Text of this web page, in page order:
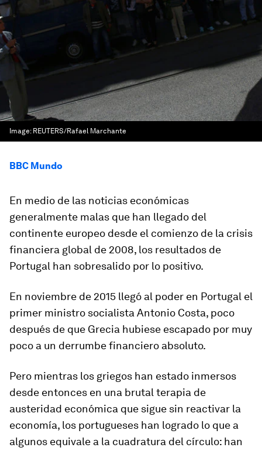
Image: REUTERS/Rafael Marchante
BBC Mundo
En medio de las noticias económicas
generalmente malas que han llegado del
continente europeo desde el comienzo de la crisis
financiera global de 2008, los resultados de
Portugal han sobresalido por lo positivo.
En noviembre de 2015 llegó al poder en Portugal el
primer ministro socialista Antonio Costa, poco
después de que Grecia hubiese escapado por muy
poco a un derrumbe financiero absoluto.
Pero mientras los griegos han estado inmersos
desde entonces en una brutal terapia de
austeridad económica que sigue sin reactivar la
economía, los portugueses han logrado lo que a
algunos equivale a la cuadratura del círculo: han